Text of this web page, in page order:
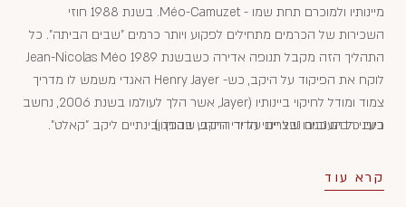
מיינותיו ולמוכרם תחת שמו - Méo-Camuzet. בשנת 1988 חוזי
השכירות של הכרמים מתחילים לפקוע ויותר כרמים "שבים הביתה". כל
התהליך הזה מקבל תנופה אדירה כשבשנת 1989 Jean-Nicolas Méo
לוקח את הפיקוד על היקב, כש- Henry Jayer האגדי משמש לו מדריך
צמוד ומודל לחיקוי ביינותיו (Jayer, אשר הלך לעולמו בשנת 2006, נחשב
בעיני רבים כגורו של יינני הדור החדש בבורגון).
כיום כל הענבים נבצרים על ידי היקב, שהפך בינתיים ליקב "קאלט".
קרא עוד